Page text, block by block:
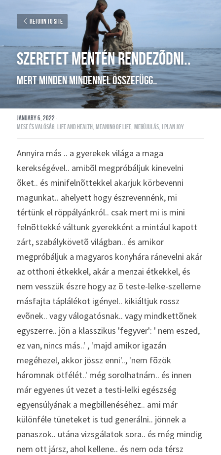
Return to site
SZERETET MENTÉN RENDEZÕDNI..
mert minden mindennel összefügg..
January 6, 2022·
mese és valóság, life and health, meaning of life, megújulás, i plan joy
Annyira más .. a gyerekek világa a maga
kerekségével.. amibõl megpróbáljuk kinevelni
õket.. és minifelnõttekkel akarjuk körbevenni
magunkat.. ahelyett hogy észrevennénk, mi
tértünk el röppályánkról.. csak mert mi is mini
felnõttekké váltunk gyerekként a mintául kapott
zárt, szabálykövetõ világban.. és amikor
megpróbáljuk a magyaros konyhára ránevelni akár
az otthoni étkekkel, akár a menzai étkekkel, és
nem vesszük észre hogy az õ teste-lelke-szelleme
másfajta táplálékot igényel.. kikiáltjuk rossz
evõnek.. vagy válogatósnak.. vagy mindkettõnek
egyszerre.. jön a klasszikus 'fegyver': ' nem eszed,
ez van, nincs más..' , 'majd amikor igazán
megéhezel, akkor jössz enni'.., 'nem fõzök
háromnak ötfélét..' még sorolhatnám.. és innen
már egyenes út vezet a testi-lelki egészség
egyensúlyának a megbillenéséhez.. ami már
különféle tüneteket is tud generálni.. jönnek a
panaszok.. utána vizsgálatok sora.. és még mindig
nem ott jársz, ahol kellene.. és nem oda térsz